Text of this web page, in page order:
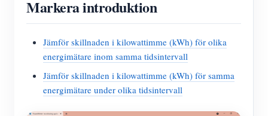
Markera introduktion
Jämför skillnaden i kilowattimme (kWh) för olika
energimätare inom samma tidsintervall
Jämför skillnaden i kilowattimme (kWh) för samma
energimätare under olika tidsintervall